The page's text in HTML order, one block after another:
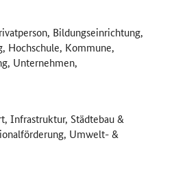
Bildungseinrichtung,
Hochschule, Kommune,
Unternehmen,
Infrastruktur, Städtebau &
Umwelt- &